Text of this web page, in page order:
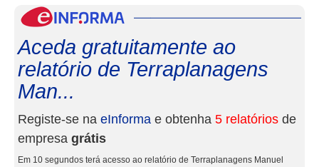
Aceda gratuitamente ao
relatório de Terraplanagens
Man...
Registe-se na eInforma e obtenha 5 relatórios de
empresa grátis
Em 10 segundos terá acesso ao relatório de Terraplanagens Manuel